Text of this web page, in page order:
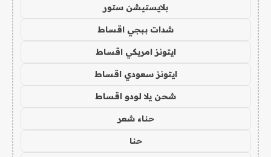
بلايستيشن ستور
شدات ببجي اقساط
ايتونز امريكي اقساط
ايتونز سعودي اقساط
شحن يلا لودو اقساط
حناء شعر
حنا